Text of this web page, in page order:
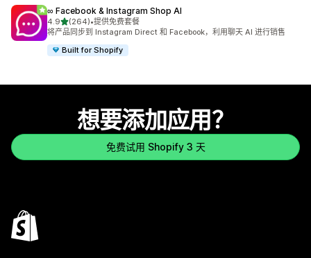
∞ Facebook & Instagram Shop AI
4.9星（满分 5 星）
(264)
总共 264 条评论
•提供免费套餐
将产品同步到 Instagram Direct 和 Facebook，利用聊天 AI 进行销售
Built for Shopify
想要添加应用？
免费试用 Shopify 3 天